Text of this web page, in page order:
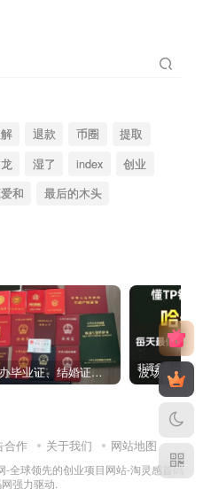
退款 币圈
提取
湿了 index
创业
和
最后的木头
代办毕业证、结婚证、房产证、不动产权证书、离婚证、中专/大专/高中
合作 关于我们 网站地图
-全球领先的创业项目网站-淘灵感首码
强力驱动.